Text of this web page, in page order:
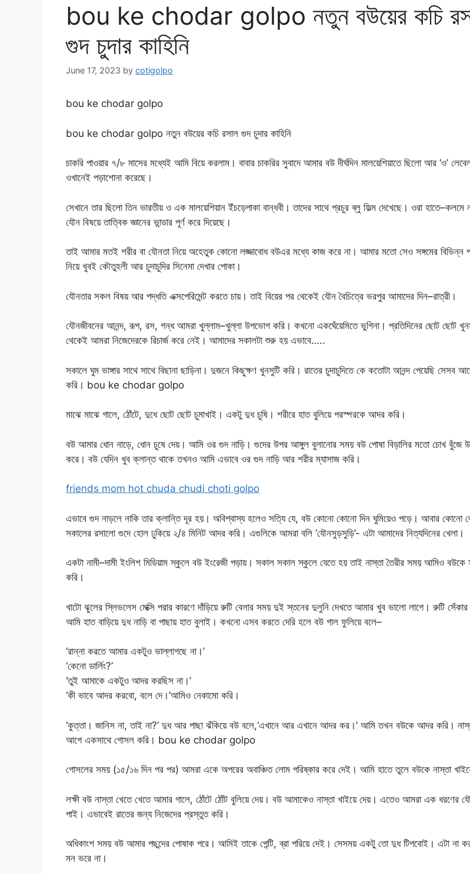
bou ke chodar golpo নতুন বউয়ের কচি
গুদ চুদার কাহিনি
June 17, 2023 by cotigolpo
bou ke chodar golpo
bou ke chodar golpo নতুন বউয়ের কচি রসাল গুদ চুদার কাহিনি
চাকরি পাওয়ার ৭/৮ মাসের মধ্যেই আমি বিয়ে করলাম। বাবার চাকরির সুবাদে আমার বউ দীর্ঘদিন মালয়েশিয়াতে ছিলো আর ‘ও’
ওখানেই পড়াশোনা করেছে।
সেখানে তার ছিলো তিন ভারতীয় ও এক মালয়েশিয়ান ইঁচড়েপাকা বান্ধবী। তাদের সাথে প্রচুর ব্লু ফিল্ম দেখেছে। ওরা হাতে–কলমে
যৌন বিষয়ে তাত্বিক জ্ঞানের ভান্ডার পূর্ণ করে দিয়েছে।
তাই আমার মতই শরীর বা যৌনতা নিয়ে অহেতুক কোনো লজ্জাবোধ বউএর মধ্যে কাজ করে না। আমার মতো সেও সঙ্গমের বিভিন্ন
নিয়ে খুবই কৌতুহলী আর চুদাচুদির সিনেমা দেখার পোকা।
যৌনতার সকল বিষয় আর পদ্ধতি এক্সপেরিমেন্ট করতে চায়। তাই বিয়ের পর থেকেই যৌন বৈচিত্রে ভরপুর আমাদের দিন–রাত্রী।
যৌনজীবনের আনন্দ, রূপ, রস, গন্ধ আমরা খুল্লাম–খুল্লা উপভোগ করি। কখনো একঘেঁয়েমিতে ভুগিনা। প্রতিদিনের ছোট ছোট
থেকেই আমরা নিজেদেরকে রিচার্জ করে নেই। আমাদের সকালটা শুরু হয় এভাবে…..
সকালে ঘুম ভাঙ্গার সাথে সাথে বিছানা ছাড়িনা। দুজনে কিছুক্ষণ খুনসুটি করি। রাতের চুদাচুদিতে কে কতোটা আনন্দ পেয়েছি সেসব
করি। bou ke chodar golpo
মাঝে মাঝে গালে, ঠোঁটে, দুধে ছোট ছোট চুমাখাই। একটু দুধ চুষি। শরীরে হাত বুলিয়ে পরস্পরকে আদর করি।
বউ আমার ধোন নাড়ে, ধোন চুষে দেয়। আমি ওর গুদ নাড়ি। গুদের উপর আঙ্গুল বুলানোর সময় বউ পোষা বিড়ালির মতো চোখ বুঁজে
করে। বউ যেদিন খুব ক্লান্ত থাকে তখনও আমি এভাবে ওর গুদ নাড়ি আর শরীর ম্যাসাজ করি।
friends mom hot chuda chudi choti golpo
এভাবে গুদ নাড়লে নাকি তার ক্লান্তি দূর হয়। অবিশ্বাস্য হলেও সত্যি যে, বউ কোনো কোনো দিন ঘুমিয়েও পড়ে। আবার কোনো
সকালের রসালো গুদে হোল ঢুকিয়ে ২/৪ মিনিট আদর করি। এগুলিকে আমরা বলি ‘যৌনসুড়সুড়ি’- এটা আমাদের নিত্যদিনের খেলা।
একটা নামী–দামী ইংলিশ মিডিয়াম স্কুলে বউ ইংরেজী পড়ায়। সকাল সকাল স্কুলে যেতে হয় তাই নাস্তা তৈরীর সময় আমিও বউকে
করি।
খাটো ঝুলের স্লিভলেস মেক্সি পরার কারণে দাঁড়িয়ে রুটি বেলার সময় দুই স্তনের দুলুনি দেখতে আমার খুব ভালো লাগে। রুটি
আমি হাত বাড়িয়ে দুধ নাড়ি বা পাছায় হাত বুলাই। কখনো এসব করতে দেরি হলে বউ গাল ফুলিয়ে বলে–
‘রান্না করতে আমার একটুও ভাল্লাগছে না।’
‘কেনো ডার্লিং?’
‘তুই আমাকে একটুও আদর করছিস না।’
‘কী ভাবে আদর করবো, বলে দে।’আমিও নেকামো করি।
‘কুত্তা। জানিস না, তাই না?’ দুধ আর পাছা ঝঁকিয়ে বউ বলে,‘এখানে আর এখানে আদর কর।’ আমি তখন বউকে আদর করি।
আগে একসাথে গোসল করি। bou ke chodar golpo
গোসলের সময় (১৫/১৬ দিন পর পর) আমরা একে অপরের অবাঞ্চিত লোম পরিষ্কার করে দেই। আমি হাতে তুলে বউকে নাস্তা
লক্ষী বউ নাস্তা খেতে খেতে আমার গালে, ঠোঁটে ঠোঁট বুলিয়ে দেয়। বউ আমাকেও নাস্তা খাইয়ে দেয়। এতেও আমরা এক ধরণের
পাই। এভাবেই রাতের জন্য নিজেদের প্রস্তুত করি।
অধিকাংশ সময় বউ আমার পছন্দের পোষাক পরে। আমিই তাকে পেন্টি, ব্রা পরিয়ে দেই। সেসময় একটু তো দুধ টিপবোই। এটা না
মন ভরে না।